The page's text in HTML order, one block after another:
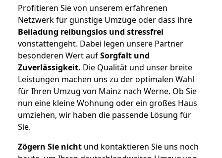
Profitieren Sie von unserem erfahrenen
Netzwerk für günstige Umzüge oder dass ihre
Beiladung reibungslos und stressfrei
vonstattengeht. Dabei legen unsere Partner
besonderen Wert aufSorgfalt und
Zuverlässigkeit. Die Qualität und unser breite
Leistungen machen uns zu der optimalen Wahl
für Ihren Umzug von Mainz nach Werne. Ob Sie
nun eine kleine Wohnung oder ein großes Haus
umziehen, wir haben die passende Lösung für
Sie.
Zögern Sie nicht und kontaktieren Sie uns noch